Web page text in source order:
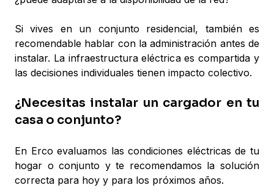
Si vives en un conjunto residencial, también es
recomendable hablar con la administración antes de
instalar. La infraestructura eléctrica es compartida y
las decisiones individuales tienen impacto colectivo.
¿Necesitas instalar un cargador en tu
casa o conjunto?
En Erco evaluamos las condiciones eléctricas de tu
hogar o conjunto y te recomendamos la solución
correcta para hoy y para los próximos años.